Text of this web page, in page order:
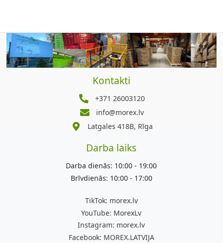
Kontakti
+371 26003120
info@morex.lv
Latgales 418B, Rīga
Darba laiks
Darba dienās: 10:00 - 19:00
Brīvdienās: 10:00 - 17:00
TikTok: morex.lv
YouTube: MorexLv
Instagram: morex.lv
Facebook: MOREX.LATVIJA